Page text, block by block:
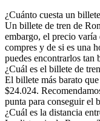
¿Cuánto cuesta un
Un billete de tren de
embargo, el precio
compres y de si es una
puedes encontrarlos tan
¿Cuál es el billete de
El billete más barato
$24.024.
punta para conseguir el
¿Cuál es la distancia